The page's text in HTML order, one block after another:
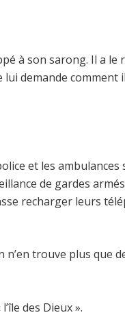
à son sarong. Il a le
demande comment
et les
de gardes
recharger leurs
n’en trouve plus que
des Dieux ».